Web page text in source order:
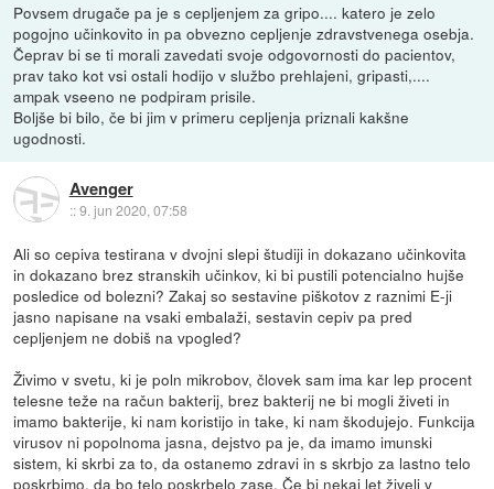
Povsem drugače pa je s cepljenjem za gripo.... katero je zelo
pogojno učinkovito in pa obvezno cepljenje zdravstvenega osebja.
Čeprav bi se ti morali zavedati svoje odgovornosti do pacientov,
prav tako kot vsi ostali hodijo v službo prehlajeni, gripasti,....
ampak vseeno ne podpiram prisile.
Boljše bi bilo, če bi jim v primeru cepljenja priznali kakšne
ugodnosti.
Avenger
::9. jun 2020, 07:58
Ali so cepiva testirana v dvojni slepi študiji in dokazano učinkovita
in dokazano brez stranskih učinkov, ki bi pustili potencialno hujše
posledice od bolezni? Zakaj so sestavine piškotov z raznimi E-ji
jasno napisane na vsaki embalaži, sestavin cepiv pa pred
cepljenjem ne dobiš na vpogled?
Živimo v svetu, ki je poln mikrobov, človek sam ima kar lep procent
telesne teže na račun bakterij, brez bakterij ne bi mogli živeti in
imamo bakterije, ki nam koristijo in take, ki nam škodujejo. Funkcija
virusov ni popolnoma jasna, dejstvo pa je, da imamo imunski
sistem, ki skrbi za to, da ostanemo zdravi in s skrbjo za lastno telo
poskrbimo, da bo telo poskrbelo zase. Če bi nekaj let živeli v